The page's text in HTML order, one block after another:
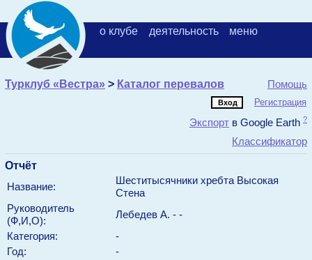
о клубе деятельность меню
Турклуб «Вестра» > Каталог перевалов Помощь
Регистрация
Экспорт в Google Earth ?
Классификатор
Отчёт
Название:
Шеститысячники хребта Высокая
Стена
Руководитель
(Ф,И,О):
Лебедев А. - -
Категория:
-
Год:
-